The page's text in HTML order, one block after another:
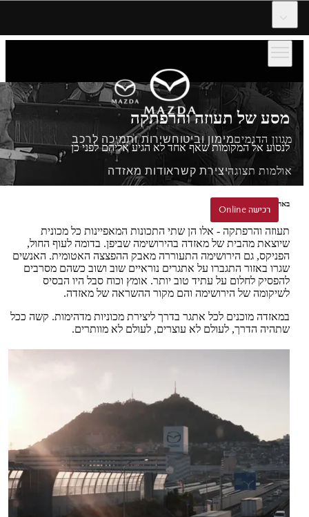
מגוון הדגמיםמימון וביטוחשירות ותמיכה לרכב
אולמות תצוגהיצירת קשראודות מאזדה
רכישה Online
מסע של תעוזה והרפתקה
לנסוע אל המקומות שאף אחד לא הגיע אליהם לפני כן
באהבה ובאומץ מהירושימה
תעוזה והרפתקה - אלו הן שתי התכונות המאפיינות כל מכונית
שיוצאת מהבית של מאזדה בהירושימה שביפן. בדומה לעוף החול,
הפניקס, גם הירושימה התעוררה מאבק ההפצצה האטומית. האנשים
שגרו באזור התגברו על אתגרים נוראיים שוב ושוב כשהם מסרבים
להפסיק לחלום על עתיד טוב יותר. אומץ וכוח סבל היו הבסיס
לשיקומה של הירושימה והם מקור ההשראה של מאזדה.
במאזדה מוכנים לכל אתגר בדרך ליצירת מכוניות מדהימות. קשה ככל
שתהיה הדרך, לעולם לא עוצרים, לעולם לא מוותרים.